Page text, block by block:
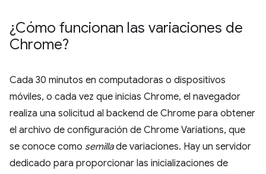
¿Cómo funcionan las variaciones de
Chrome?
Cada 30 minutos en computadoras o dispositivos
móviles, o cada vez que inicias Chrome, el navegador
realiza una solicitud al backend de Chrome para obtener
el archivo de configuración de Chrome Variations, que
se conoce como semillade variaciones. Hay un servidor
dedicado para proporcionar las inicializaciones de